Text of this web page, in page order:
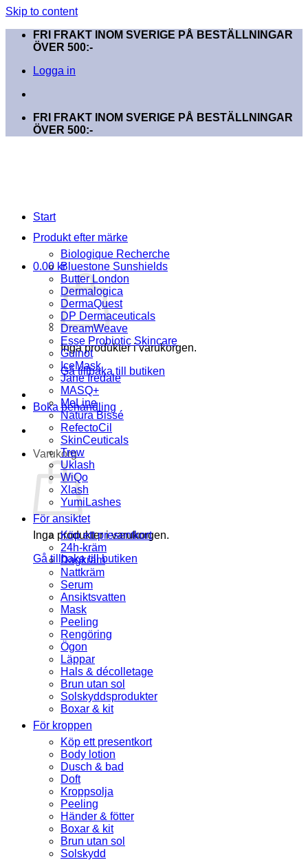
Skip to content
FRI FRAKT INOM SVERIGE PÅ BESTÄLLNINGAR
ÖVER 500:-
Logga in
FRI FRAKT INOM SVERIGE PÅ BESTÄLLNINGAR
ÖVER 500:-
0.00 kr
Inga produkter i varukorgen.
Gå tillbaka till butiken
Boka behandling
Varukorg
Inga produkter i varukorgen.
Gå tillbaka till butiken
Start
Produkt efter märke
Biologique Recherche
Bluestone Sunshields
Butter London
Dermalogica
DermaQuest
DP Dermaceuticals
DreamWeave
Esse Probiotic Skincare
Guinot
IceMask
Jane Iredale
MASQ+
MeLine
Natura Bissé
RefectoCil
SkinCeuticals
Trew
Uklash
WiQo
Xlash
YumiLashes
För ansiktet
Köp ett presentkort
24h-kräm
Dagkräm
Nattkräm
Serum
Ansiktsvatten
Mask
Peeling
Rengöring
Ögon
Läppar
Hals & décolletage
Brun utan sol
Solskyddsprodukter
Boxar & kit
För kroppen
Köp ett presentkort
Body lotion
Dusch & bad
Doft
Kroppsolja
Peeling
Händer & fötter
Boxar & kit
Brun utan sol
Solskydd